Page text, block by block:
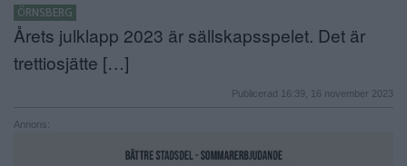
ÖRNSBERG
Årets julklapp 2023 är sällskapsspelet. Det är
trettiosjätte […]
Publicerad 16:39, 16 november 2023
Annons: